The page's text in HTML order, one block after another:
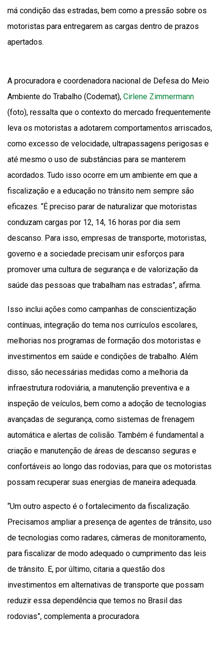
má condição das estradas, bem como a pressão sobre os
motoristas para entregarem as cargas dentro de prazos
apertados.
A procuradora e coordenadora nacional de Defesa do Meio
Ambiente do Trabalho (Codemat), Cirlene Zimmermann
(foto), ressalta que o contexto do mercado frequentemente
leva os motoristas a adotarem comportamentos arriscados,
como excesso de velocidade, ultrapassagens perigosas e
até mesmo o uso de substâncias para se manterem
acordados. Tudo isso ocorre em um ambiente em que a
fiscalização e a educação no trânsito nem sempre são
eficazes. “É preciso parar de naturalizar que motoristas
conduzam cargas por 12, 14, 16 horas por dia sem
descanso. Para isso, empresas de transporte, motoristas,
governo e a sociedade precisam unir esforços para
promover uma cultura de segurança e de valorização da
saúde das pessoas que trabalham nas estradas”, afirma.
Isso inclui ações como campanhas de conscientização
contínuas, integração do tema nos currículos escolares,
melhorias nos programas de formação dos motoristas e
investimentos em saúde e condições de trabalho. Além
disso, são necessárias medidas como a melhoria da
infraestrutura rodoviária, a manutenção preventiva e a
inspeção de veículos, bem como a adoção de tecnologias
avançadas de segurança, como sistemas de frenagem
automática e alertas de colisão. Também é fundamental a
criação e manutenção de áreas de descanso seguras e
confortáveis ao longo das rodovias, para que os motoristas
possam recuperar suas energias de maneira adequada.
“Um outro aspecto é o fortalecimento da fiscalização.
Precisamos ampliar a presença de agentes de trânsito, uso
de tecnologias como radares, câmeras de monitoramento,
para fiscalizar de modo adequado o cumprimento das leis
de trânsito. E, por último, citaria a questão dos
investimentos em alternativas de transporte que possam
reduzir essa dependência que temos no Brasil das
rodovias”, complementa a procuradora.